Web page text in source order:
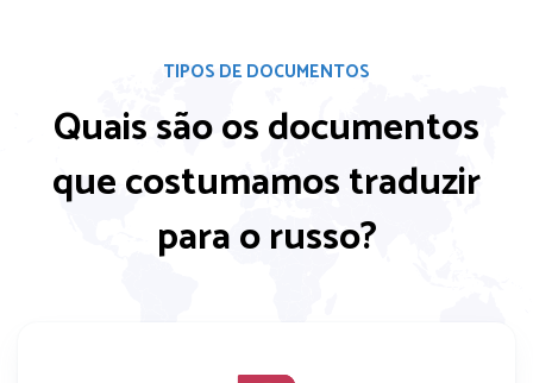
TIPOS DE DOCUMENTOS
Quais são os documentos
que costumamostraduzir
para o russo?